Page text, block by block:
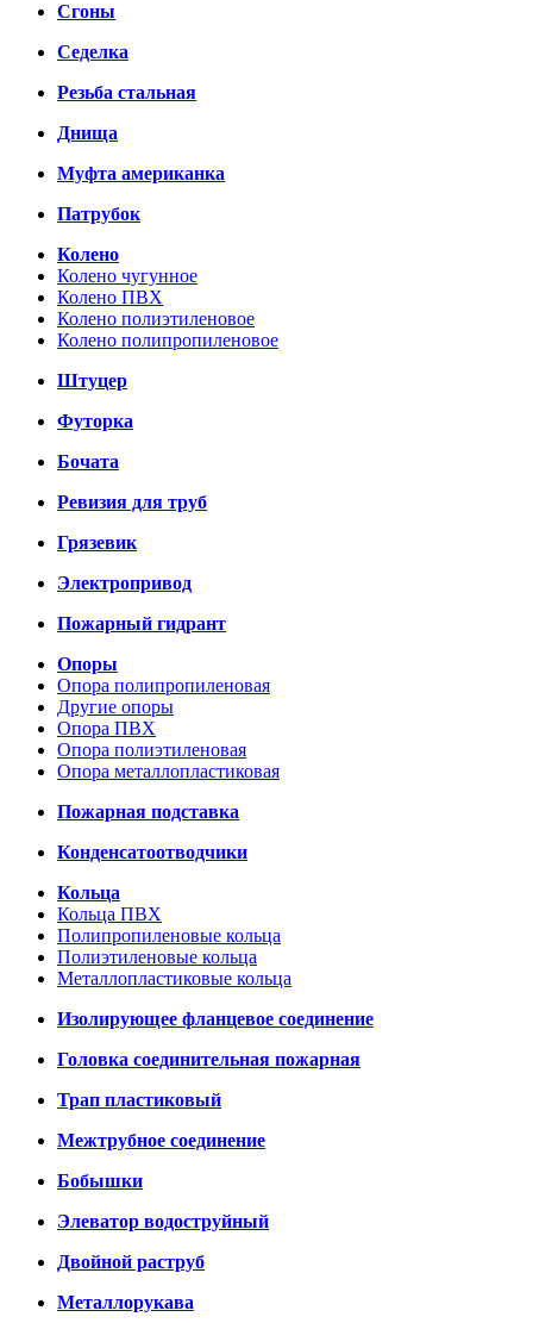
Сгоны
Седелка
Резьба стальная
Днища
Муфта американка
Патрубок
Колено
Колено чугунное
Колено ПВХ
Колено полиэтиленовое
Колено полипропиленовое
Штуцер
Футорка
Бочата
Ревизия для труб
Грязевик
Электропривод
Пожарный гидрант
Опоры
Опора полипропиленовая
Другие опоры
Опора ПВХ
Опора полиэтиленовая
Опора металлопластиковая
Пожарная подставка
Конденсатоотводчики
Кольца
Кольца ПВХ
Полипропиленовые кольца
Полиэтиленовые кольца
Металлопластиковые кольца
Изолирующее фланцевое соединение
Головка соединительная пожарная
Трап пластиковый
Межтрубное соединение
Бобышки
Элеватор водоструйный
Двойной раструб
Металлорукава